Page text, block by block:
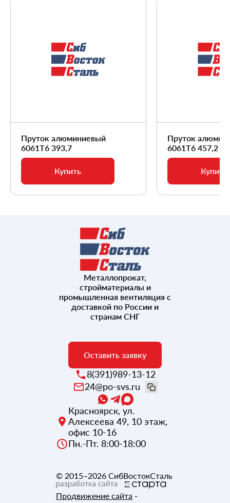
Пруток алюминиевый
6061Т6 393,7
Купить
Пруток
6061Т6 457,2
Купить
Металлопрокат,
стройматериалы и
промышленная вентиляция с
доставкой по России и
странам СНГ
Оставить заявку
8(391)989-13-12
24@po-svs.ru
Красноярск, ул.
Алексеева 49, 10 этаж,
офис 10-16
Пн.-Пт. 8:00-18:00
© 2015–2026 СибВостокСталь
Продвижение сайта -